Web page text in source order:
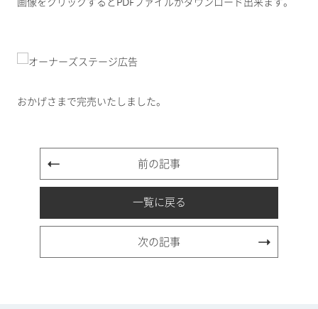
画像をクリックするとPDFファイルがダウンロード出来ます。
おかげさまで完売いたしました。
前の記事
一覧に戻る
次の記事